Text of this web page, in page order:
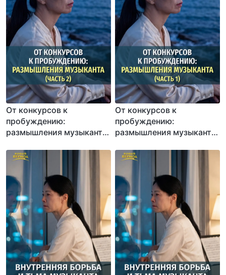
От конкурсов к
пробуждению:
размышления музыканта
От конкурсов к
пробуждению:
размышления музыканта